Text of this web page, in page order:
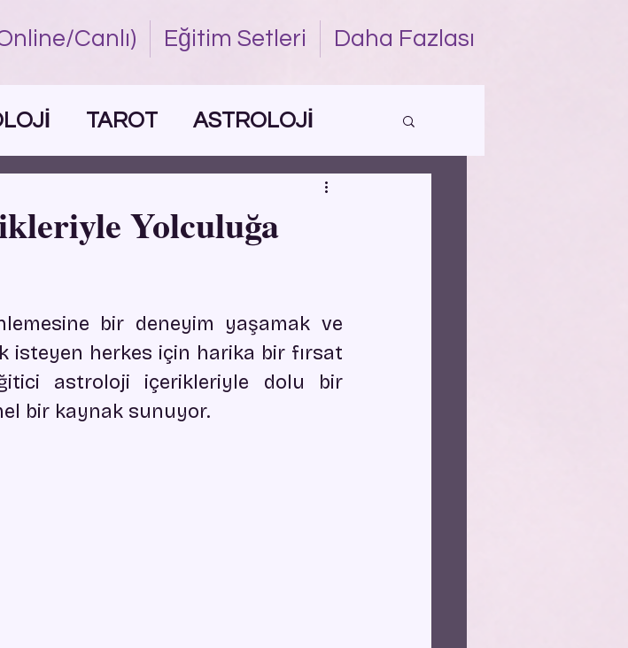
Canlı) Eğitim Setleri Daha Fazlası
TAROT ASTROLOJİ
Yolculuğa
bir deneyim yaşamak ve
isteyen herkes için harika bir fırsat
astroloji içerikleriyle dolu bir
bir kaynak sunuyor.